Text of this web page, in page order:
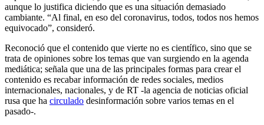
aunque lo justifica diciendo que es una situación demasiado
cambiante. “Al final, en eso del coronavirus, todos, todos nos hemos
equivocado”, consideró.
Reconoció que el contenido que vierte no es científico, sino que se
trata de opiniones sobre los temas que van surgiendo en la agenda
mediática; señala que una de las principales formas para crear el
contenido es recabar información de redes sociales, medios
internacionales, nacionales, y de RT -la agencia de noticias oficial
rusa que ha circulado desinformación sobre varios temas en el
pasado-.